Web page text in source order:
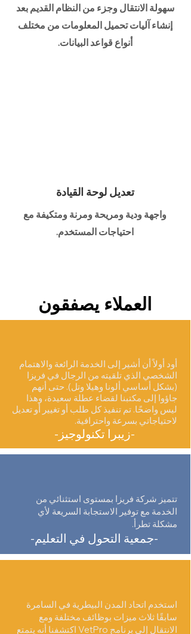
سهولة الانتقال وجزء من النظام القديم بعد
إنشاء آليات تحميل المعلومات من مختلف
أنواع قواعد البيانات.
تعديل لوحة القيادة
واجهة ودية ومريحة ومرنة ومتكيفة مع
احتياجات المستخدم.
العملاء يصفقون
أود أولاً أن أشير إلى الخدمة الرائعة والاهتمام
الشخصي الذي تلقيته من الرجال في فريزا
(بشكل أساسي ألونا وهيلا وتل). حتى أنهم
جاؤوا إلى مكتبنا لقضاء عطلة سعيدة، وهذا
ليس واضحًا. تم تنفيذ كل طلب أو تغيير أو تعديل
لاحتياجاتي بسرعة واحترافية.
-زيبرا تكنولوجيز-
تتميز شركة فريزا بمستوى استثنائي من
الخدمة مع توفير الاستجابة السريعة لأي
مشكلة تطرأ.
-جمعية التحول في التعليم-
استخدم اتحاد المدن البيطرية في السامرة
سابقًا ثلاث ميزات بوظائف مختلفة ومع
الانتقال إلى برنامج VetPro اكتشفنا أنه يتمتع